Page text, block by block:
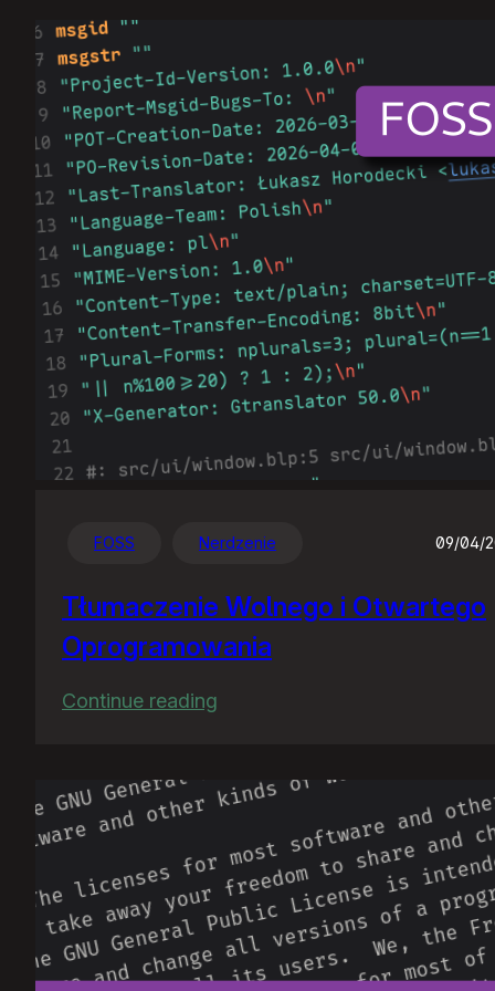
FOSS Nerdzenie 09/04/
Tłumaczenie Wolnego i Otwartego
Oprogramowania
Continue reading
i
Otwartego
Oprogramowania